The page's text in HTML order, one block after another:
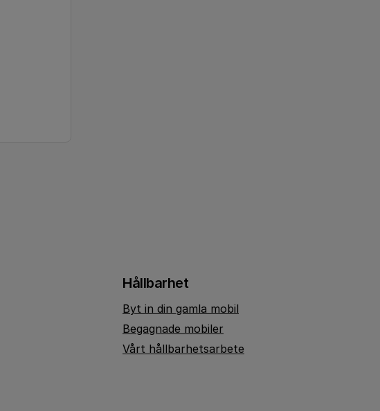
Hållbarhet
Byt in din gamla mobil
Begagnade mobiler
Vårt hållbarhetsarbete